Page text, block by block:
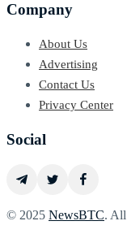
Company
About Us
Advertising
Contact Us
Privacy Center
Social
© 2025 NewsBTC. All